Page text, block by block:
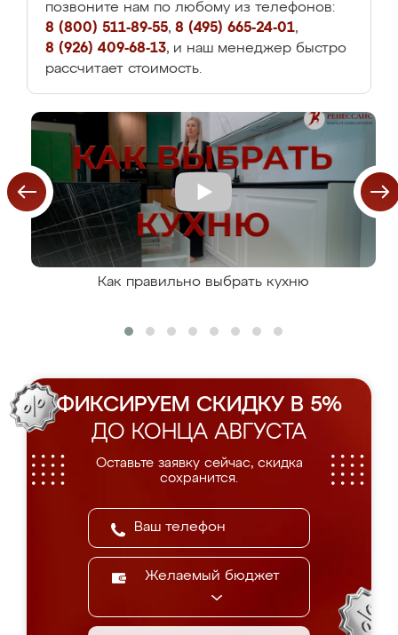
позвоните нам по любому из телефонов:
8 (800) 511-89-55, 8 (495) 665-24-01,
8 (926) 409-68-13, и наш менеджер быстро
рассчитает стоимость.
Как правильно выбрать кухню
ФИКСИРУЕМ СКИДКУ В 5%
ДО КОНЦА АВГУСТА
Оставьте заявку сейчас, скидка
сохранится.
Желаемый бюджет